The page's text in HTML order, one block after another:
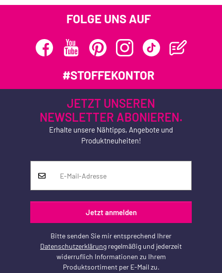
FOLGE UNS AUF
#STOFFEKONTOR
JETZT UNSEREN
NEWSLETTER ABONIEREN.
Erhalte unsere Nähtipps, Angebote und
Produktneuheiten!
Jetzt anmelden
Bitte senden Sie mir entsprechend Ihrer
Datenschutzerklärung regelmäßig und jederzeit
widerruflich Informationen zu Ihrem
Produktsortiment per E-Mail zu.